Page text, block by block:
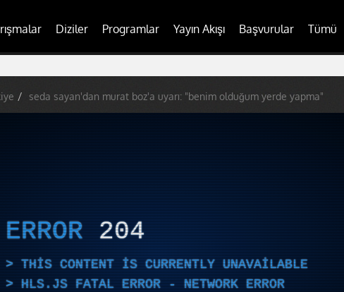
Diziler Programlar Yayın Akışı Başvurular Tümü
seda sayan'dan murat boz'a uyarı: "benim olduğum yerde yapma"
ERROR 204
THIS CONTENT IS CURRENTLY UNAVAILABLE
HLS.JS FATAL ERROR - NETWORK ERROR